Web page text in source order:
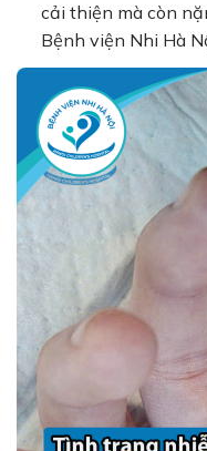
cải thiện mà còn
Bệnh viện Nhi Hà